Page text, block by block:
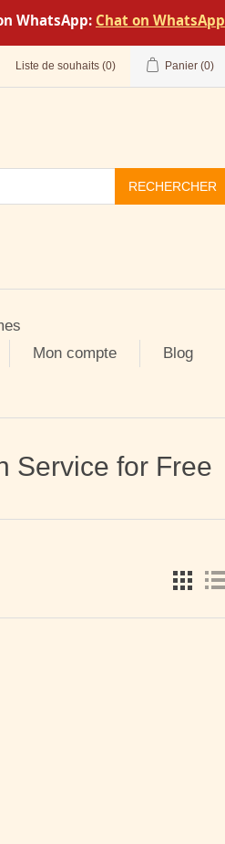
WhatsApp: Chat on WhatsApp
Liste de souhaits (0) Panier (0)
RECHERCHER
Mon compte
Blog
Service for Free